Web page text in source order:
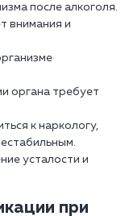
после алкоголя.
внимания и
органа требует
к наркологу,
усталости и
при